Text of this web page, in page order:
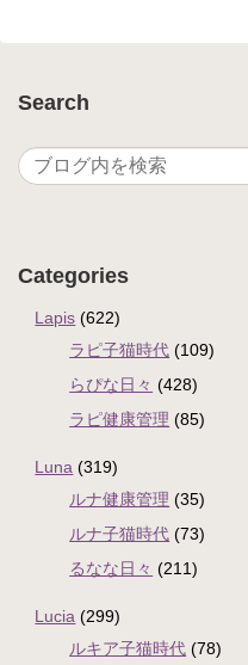
Search
Categories
Lapis (622)
ラピ子猫時代 (109)
らぴな日々 (428)
ラピ健康管理 (85)
Luna (319)
ルナ健康管理 (35)
ルナ子猫時代 (73)
るなな日々 (211)
Lucia (299)
ルキア子猫時代 (78)